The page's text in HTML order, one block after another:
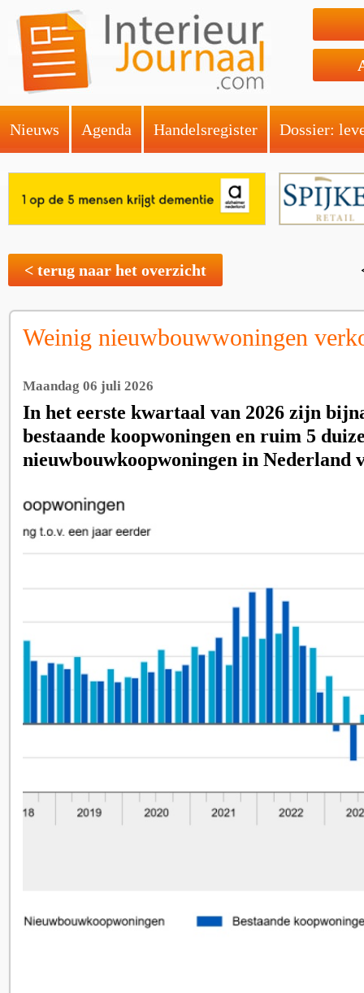
Nieuws Agenda Handelsregister Dossier:
< terug naar het overzicht
Weinig nieuwbouwwoningen
Maandag 06 juli 2026
In het eerste kwartaal van 2026 zijn
bestaande koopwoningen en ruim 5
nieuwbouwkoopwoningen in Nederland